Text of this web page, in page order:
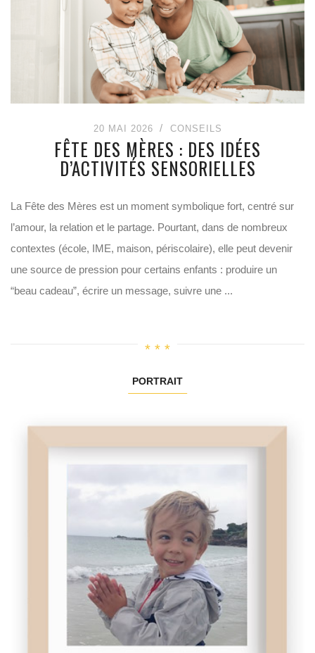
20 MAI 2026 CONSEILS
FÊTE DES MÈRES : DES IDÉES
D’ACTIVITÉS SENSORIELLES
La Fête des Mères est un moment symbolique fort, centré sur
l’amour, la relation et le partage. Pourtant, dans de nombreux
contextes (école, IME, maison, périscolaire), elle peut devenir
une source de pression pour certains enfants : produire un
“beau cadeau”, écrire un message, suivre une ...
PORTRAIT